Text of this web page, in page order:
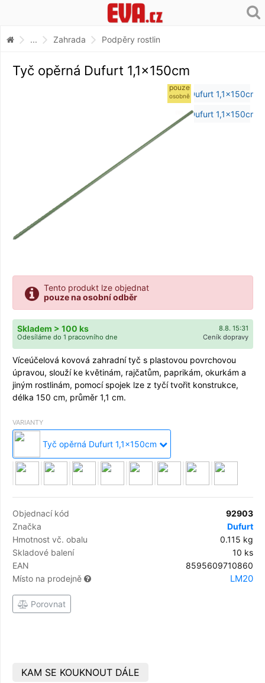
... Zahrada Podpěry rostlin
Tyč opěrná Dufurt 1,1x150cm
pouze
osobně
Tento produkt lze objednat
pouze na osobní odběr
8.8. 15:31
Skladem > 100 ks
Ceník dopravy
Odesíláme do 1 pracovního dne
Víceúčelová kovová zahradní tyč s plastovou povrchovou
úpravou, slouží ke květinám, rajčatům, paprikám, okurkám a
jiným rostlinám, pomocí spojek lze z tyčí tvořit konstrukce,
délka 150 cm, průměr 1,1 cm.
VARIANTY
Tyč opěrná Dufurt 1,1x150cm
Objednací kód
92903
Značka
Dufurt
Hmotnost vč. obalu
0.115 kg
Skladové balení
10 ks
EAN
8595609710860
Místo na prodejně
LM20
Porovnat
KAM SE KOUKNOUT DÁLE